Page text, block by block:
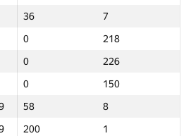
36
7
0
218
0
226
0
150
58
8
200
1
Jami
NGP30 Sum Minimal o‘rin